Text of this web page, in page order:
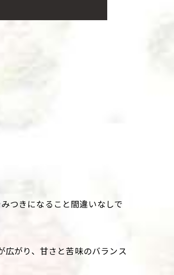
つきになること間違いなしで
がり、甘さと苦味のバランス